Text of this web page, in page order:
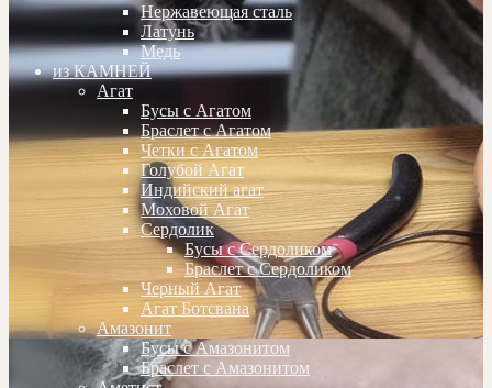
Нержавеющая сталь
Латунь
Медь
из КАМНЕЙ
Агат
Бусы с Агатом
Браслет с Агатом
Четки с Агатом
Голубой Агат
Индийский агат
Моховой Агат
Сердолик
Бусы с Сердоликом
Браслет с Сердоликом
Черный Агат
Агат Ботсвана
Амазонит
Бусы с Амазонитом
Браслет с Амазонитом